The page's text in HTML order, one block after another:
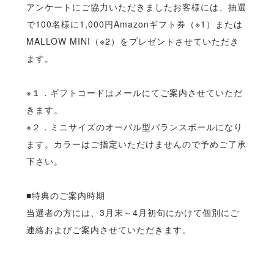
アンケートにご協力いただきましたお客様には、抽選
で100名様に1,000円Amazonギフト券（※1）または
MALLOW MINI （※2）をプレゼントさせていただき
ます。
※１．ギフトコードはメールにてご案内させていただ
きます。
※２． ミニサイズのオーバル型バランスボールになり
ます。カラーはご指定いただけませんので予めご了承
下さい。
■特典のご案内時期
当選者の方には、3月末～4月初旬にかけて個別にご
連絡およびご案内させていただきます。